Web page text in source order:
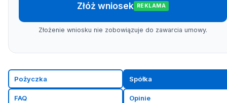
Złóż wniosek REKLAMA
Złożenie wniosku nie zobowiązuje do zawarcia umowy.
Pożyczka Spółka
FAQ Opinie